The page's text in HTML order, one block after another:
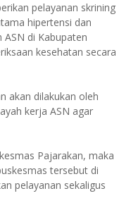
pelayanan skrining
hipertensi dan
di Kabupaten
kesehatan secara
akan dilakukan oleh
kerja ASN agar
Pajarakan, maka
tersebut di
pelayanan sekaligus